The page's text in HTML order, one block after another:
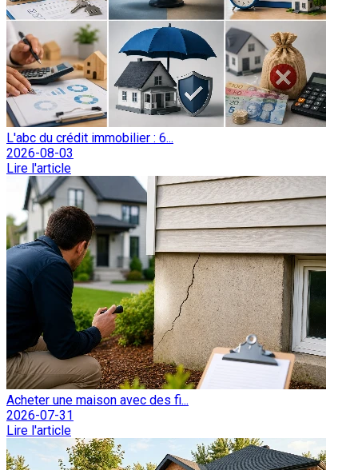
L'abc du crédit immobilier : 6...
2026-08-03
Lire l'article
Acheter une maison avec des fi...
2026-07-31
Lire l'article